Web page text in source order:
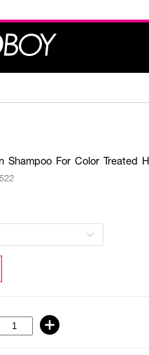
Shampoo For Color Treated